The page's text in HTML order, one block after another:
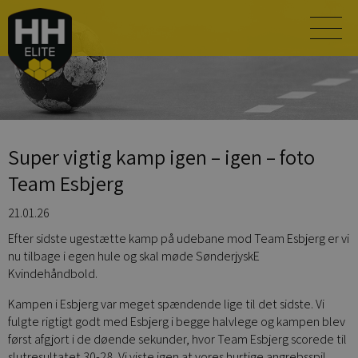
Super vigtig kamp igen – igen – foto
Team Esbjerg
21.01.26
Efter sidste ugestætte kamp på udebane mod Team Esbjerg er vi
nu tilbage i egen hule og skal møde SønderjyskE
Kvindehåndbold.
Kampen i Esbjerg var meget spændende lige til det sidste. Vi
fulgte rigtigt godt med Esbjerg i begge halvlege og kampen blev
først afgjort i de døende sekunder, hvor Team Esbjerg scorede til